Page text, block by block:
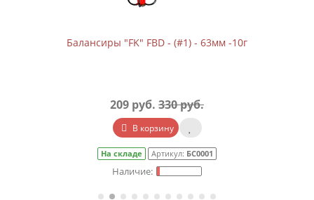
Балансиры "FK" FBD - (#1) - 63мм -10г
209 руб. 330 руб.
В корзину
На складе Артикул: БС0001